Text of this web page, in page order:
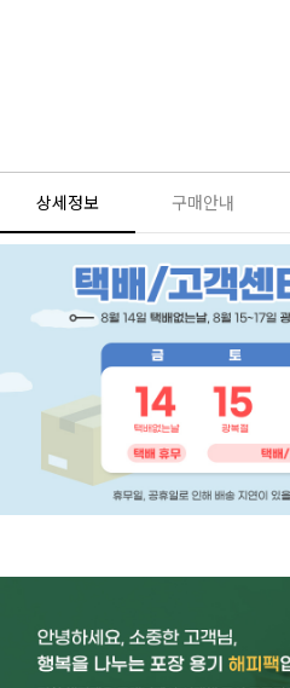
상세정보 구매안내